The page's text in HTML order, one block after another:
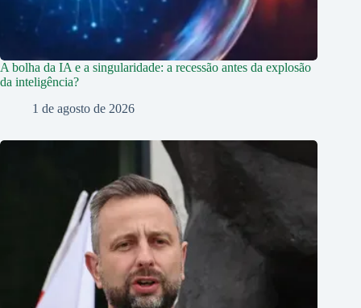
A bolha da IA e a singularidade: a recessão antes da explosão
da inteligência?
1 de agosto de 2026